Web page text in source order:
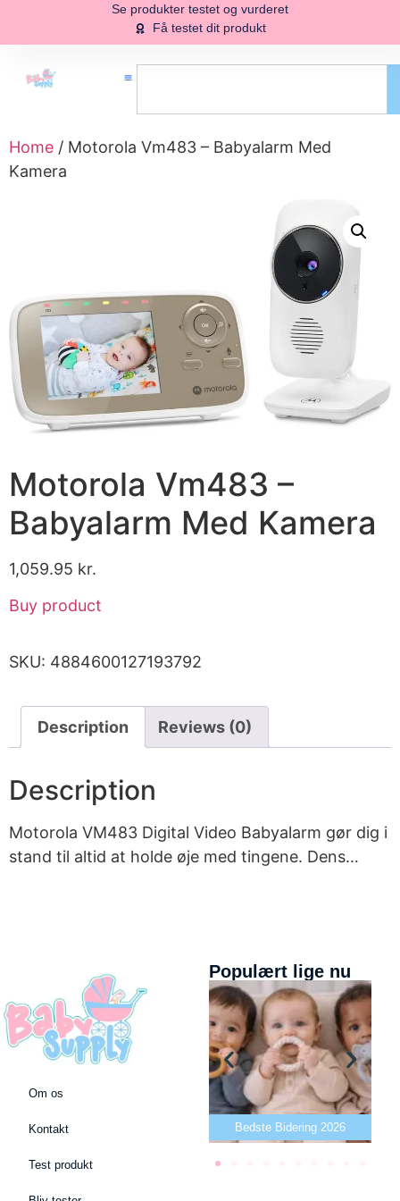
Se produkter testet og vurderet
Få testet dit produkt
Home / Motorola Vm483 – Babyalarm Med
Kamera
Motorola Vm483 –
Babyalarm Med Kamera
1,059.95 kr.
Buy product
SKU: 4884600127193792
Description Reviews (0)
Description
Motorola VM483 Digital Video Babyalarm gør dig i
stand til altid at holde øje med tingene. Dens…
Om os
Kontakt
Test produkt
Populært lige nu
Bedste puslepude 2026 Bedste Bidering 2026